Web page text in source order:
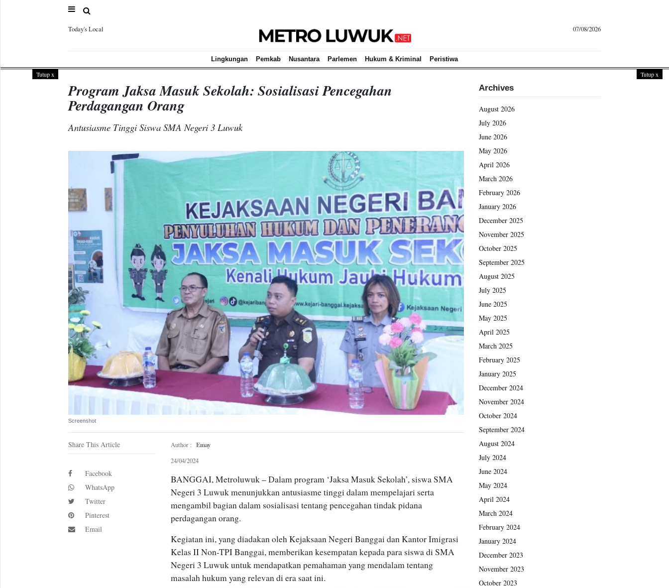
Today's Local 07/08/2026
Lingkungan Pemkab Nusantara Parlemen Hukum & Kriminal Peristiwa
Tutupx Tutupx
Program Jaksa Masuk Sekolah: Sosialisasi Pencegahan
Perdagangan Orang
Antusiasme Tinggi Siswa SMA Negeri 3 Luwuk
Screenshot
Share This Article
Facebook
WhatsApp
Twitter
Pinterest
Email
Author :Emay
24/04/2024
BANGGAI, Metroluwuk – Dalam program ‘Jaksa Masuk Sekolah’, siswa SMA
Negeri 3 Luwuk menunjukkan antusiasme tinggi dalam mempelajari serta
mengambil bagian dalam sosialisasi tentang pencegahan tindak pidana
perdagangan orang.
Kegiatan ini, yang diadakan oleh Kejaksaan Negeri Banggai dan Kantor Imigrasi
Kelas II Non-TPI Banggai, memberikan kesempatan kepada para siswa di SMA
Negeri 3 Luwuk untuk mendapatkan pemahaman yang mendalam tentang
masalah hukum yang relevan di era saat ini.
Archives
August 2026
July 2026
June 2026
May 2026
April 2026
March 2026
February 2026
January 2026
December 2025
November 2025
October 2025
September 2025
August 2025
July 2025
June 2025
May 2025
April 2025
March 2025
February 2025
January 2025
December 2024
November 2024
October 2024
September 2024
August 2024
July 2024
June 2024
May 2024
April 2024
March 2024
February 2024
January 2024
December 2023
November 2023
October 2023